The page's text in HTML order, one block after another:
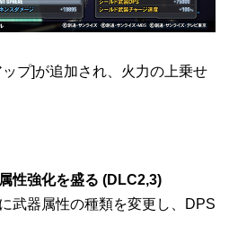
プ]が追加され、火力の上乗せ
性強化を盛る (DLC2,3)
武器属性の種類を変更し、DPS